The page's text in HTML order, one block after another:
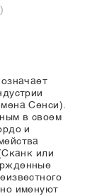
Сенси).
в своем
и
или
именуют